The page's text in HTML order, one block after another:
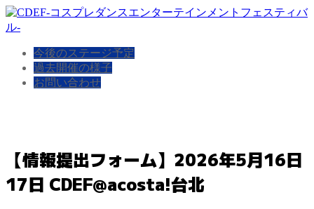
今後のステージ予定
過去開催の様子
お問い合わせ
【情報提出フォーム】2026年5月16日
17日 CDEF@acosta!台北